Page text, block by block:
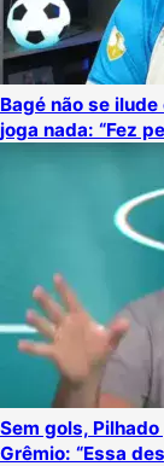
Bagé não se
joga nada: “Fez
Sem gols,
Grêmio: “Essa